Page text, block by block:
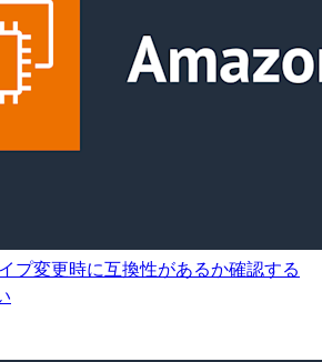
プ変更時に互換性があるか確認する